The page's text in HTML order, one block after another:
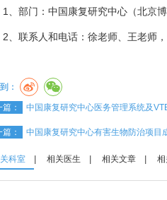
1、部门：中国康复研究中心（北京
2、联系人和电话：徐老师、王老师
：
： 中国康复研究中心医务管理系统及
： 中国康复研究中心有害生物防治项目
科室 相关医生 相关文章 相